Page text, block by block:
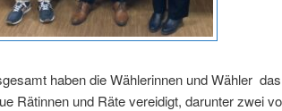
haben die Wählerinnen und Wähler
Rätinnen und Räte vereidigt, darunter zwei